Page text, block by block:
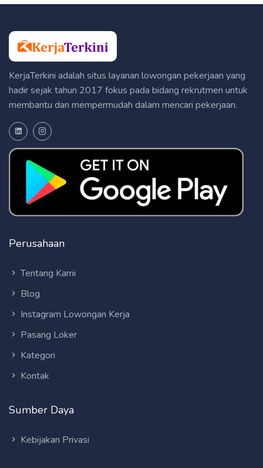
KerjaTerkini adalah situs layanan lowongan pekerjaan yang
hadir sejak tahun 2017 fokus pada bidang rekrutmen untuk
membantu dan mempermudah dalam mencari pekerjaan.
Perusahaan
Tentang Kami
Blog
Instagram Lowongan Kerja
Pasang Loker
Kategori
Kontak
Sumber Daya
Kebijakan Privasi